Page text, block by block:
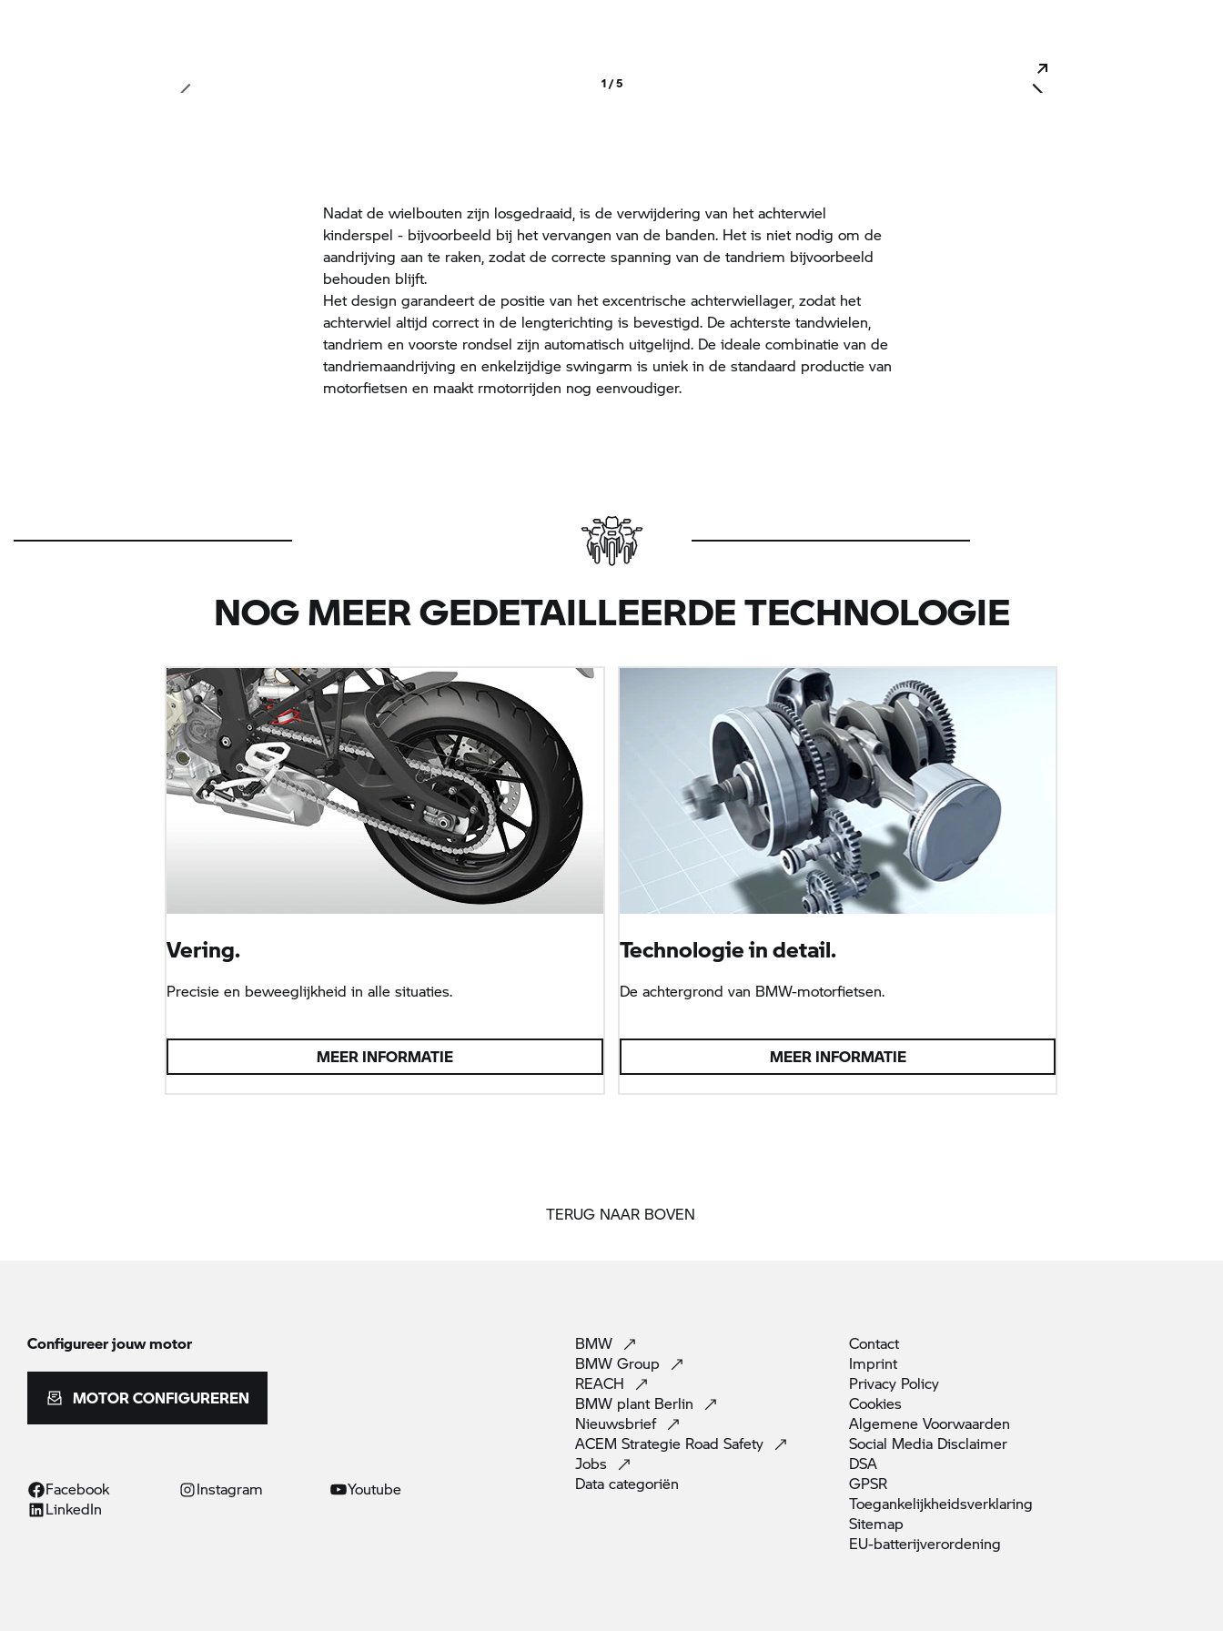
1 / 5
Nadat de wielbouten zijn losgedraaid, is de verwijdering van het achterwiel
kinderspel - bijvoorbeeld bij het vervangen van de banden. Het is niet nodig om de
aandrijving aan te raken, zodat de correcte spanning van de tandriem bijvoorbeeld
behouden blijft.
Het design garandeert de positie van het excentrische achterwiellager, zodat het
achterwiel altijd correct in de lengterichting is bevestigd. De achterste tandwielen,
tandriem en voorste rondsel zijn automatisch uitgelijnd. De ideale combinatie van de
tandriemaandrijving en enkelzijdige swingarm is uniek in de standaard productie van
motorfietsen en maakt rmotorrijden nog eenvoudiger.
NOG MEER GEDETAILLEERDE TECHNOLOGIE
Vering.
Precisie en beweeglijkheid in alle situaties.
MEER INFORMATIE
Technologie in detail.
De achtergrond van BMW-motorfietsen.
MEER INFORMATIE
TERUG NAAR BOVEN
Configureer jouw motor
MOTOR CONFIGUREREN
Facebook Instagram
Youtube
LinkedIn
BMW
BMW Group
REACH
BMW plant Berlin
Nieuwsbrief
ACEM Strategie Road Safety
Jobs
Data categoriën
Contact
Imprint
Privacy Policy
Cookies
Algemene Voorwaarden
Social Media Disclaimer
DSA
GPSR
Toegankelijkheidsverklaring
Sitemap
EU-batterijverordening